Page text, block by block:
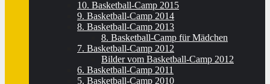
10. Basketball-Camp 2015
9. Basketball-Camp 2014
8. Basketball-Camp 2013
8. Basketball-Camp für Mädchen
7. Basketball-Camp 2012
Bilder vom Basketball-Camp 2012
6. Basketball-Camp 2011
5. Basketball-Camp 2010